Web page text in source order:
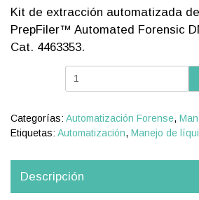
Kit de extracción automatizada
PrepFiler™ Automated Forensic
Cat. 4463353.
automatizada
de
forense,
PrepFiler
Categorías: Automatización Forense,
Etiquetas: Automatización, Manejo de
Descripción